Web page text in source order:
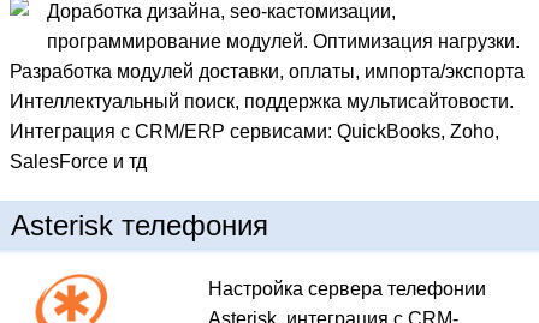
Доработка дизайна, seo-кастомизации,
программирование модулей. Оптимизация нагрузки.
Разработка модулей доставки, оплаты, импорта/экспорта
Интеллектуальный поиск, поддержка мультисайтовости.
Интеграция с CRM/ERP сервисами: QuickBooks, Zoho,
SalesForce и тд
Asterisk телефония
Настройка сервера телефонии
Asterisk, интеграция с CRM-